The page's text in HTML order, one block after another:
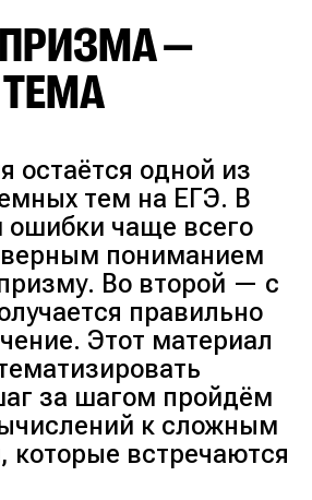
—
остаётся одной из
тем на ЕГЭ. В
ошибки чаще всего
пониманием
Во второй — с
правильно
Этот материал
за шагом пройдём
к сложным
которые встречаются